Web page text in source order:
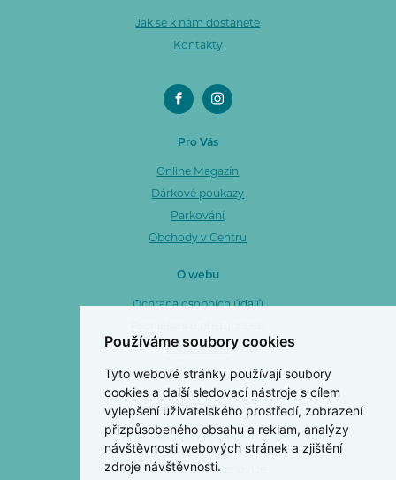
Používáme soubory cookies
Tyto webové stránky používají soubory
cookies a další sledovací nástroje s cílem
vylepšení uživatelského prostředí, zobrazení
přizpůsobeného obsahu a reklam, analýzy
návštěvnosti webových stránek a zjištění
zdroje návštěvnosti.
Jak se k nám dostanete
Kontakty
Pro Vás
Online Magazín
Dárkové poukazy
Parkování
Obchody v Centru
O webu
Ochrana osobních údajů
Mapa webu
Cookies
Centro Zlín a. s.
OC Centro Zlín
3. května 1170
763 02 Zlín 4 - Malenovice